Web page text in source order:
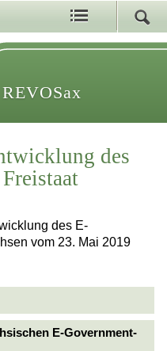
REVOSax
des
des E-
vom 23. Mai 2019
E-Government-